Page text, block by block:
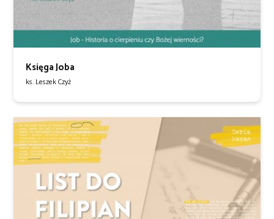
Księga Joba
ks. Leszek Czyż